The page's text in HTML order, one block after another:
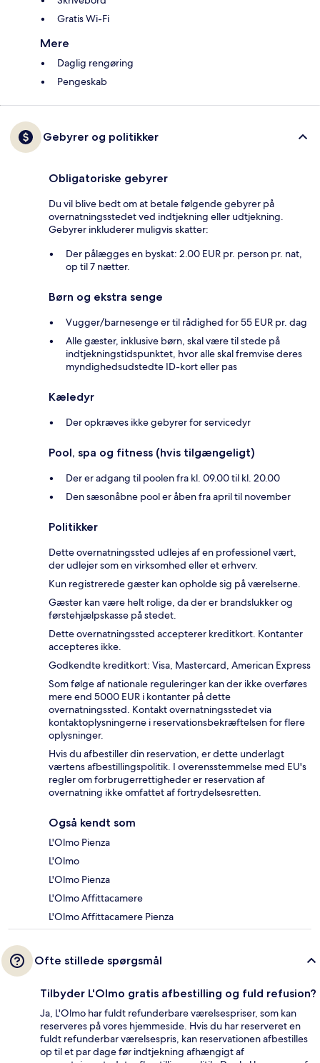
Gratis Wi-Fi
Mere
Daglig rengøring
Pengeskab
Gebyrer og politikker
Obligatoriske gebyrer
Du vil blive bedt om at betale følgende gebyrer på
overnatningsstedet ved indtjekning eller udtjekning.
Gebyrer inkluderer muligvis skatter:
Der pålægges en byskat: 2.00 EUR pr. person pr. nat,
op til 7 nætter.
Børn og ekstra senge
Vugger/barnesenge er til rådighed for 55 EUR pr. dag
Alle gæster, inklusive børn, skal være til stede på
indtjekningstidspunktet, hvor alle skal fremvise deres
myndighedsudstedte ID-kort eller pas
Kæledyr
Der opkræves ikke gebyrer for servicedyr
Pool, spa og fitness (hvis tilgængeligt)
Der er adgang til poolen fra kl. 09.00 til kl. 20.00
Den sæsonåbne pool er åben fra april til november
Politikker
Dette overnatningssted udlejes af en professionel vært,
der udlejer som en virksomhed eller et erhverv.
Kun registrerede gæster kan opholde sig på værelserne.
Gæster kan være helt rolige, da der er brandslukker og
førstehjælpskasse på stedet.
Dette overnatningssted accepterer kreditkort. Kontanter
accepteres ikke.
Godkendte kreditkort: Visa, Mastercard, American Express
Som følge af nationale reguleringer kan der ikke overføres
mere end 5000 EUR i kontanter på dette
overnatningssted. Kontakt overnatningsstedet via
kontaktoplysningerne i reservationsbekræftelsen for flere
oplysninger.
Hvis du afbestiller din reservation, er dette underlagt
værtens afbestillingspolitik. I overensstemmelse med EU's
regler om forbrugerrettigheder er reservation af
overnatning ikke omfattet af fortrydelsesretten.
Også kendt som
L'Olmo Pienza
L'Olmo
L'Olmo Pienza
L'Olmo Affittacamere
L'Olmo Affittacamere Pienza
Ofte stillede spørgsmål
Tilbyder L'Olmo gratis afbestilling og fuld refusion?
Ja, L'Olmo har fuldt refunderbare værelsespriser, som kan
reserveres på vores hjemmeside. Hvis du har reserveret en
fuldt refunderbar værelsespris, kan reservationen afbestilles
op til et par dage før indtjekning afhængigt af